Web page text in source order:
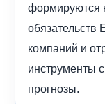
формируются
обязательств
компаний и
инструменты
прогнозы.